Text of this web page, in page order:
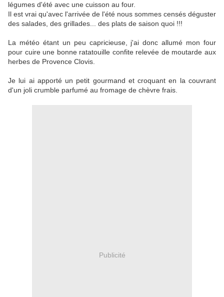
légumes d'été avec une cuisson au four.
Il est vrai qu'avec l'arrivée de l'été nous sommes censés déguster
des salades, des grillades... des plats de saison quoi !!!
La météo étant un peu capricieuse, j'ai donc allumé mon four
pour cuire une bonne ratatouille confite relevée de moutarde aux
herbes de Provence Clovis.
Je lui ai apporté un petit gourmand et croquant en la couvrant
d'un joli crumble parfumé au fromage de chèvre frais.
Publicité